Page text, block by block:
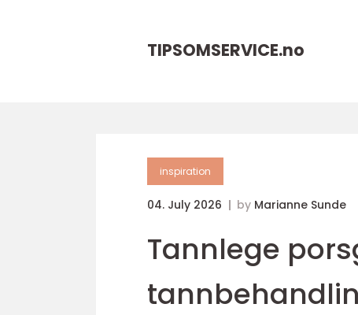
TIPSOMSERVICE.no
inspiration
04. July 2026 by Marianne Sunde
Tannlege